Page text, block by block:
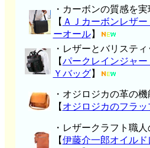
・カーボンの質感を実
【 ＡＪカーボンレザ
ーオール】
・レザーとバリステ
【パークレインジャー
Ｙバッグ】
・オジロジカの革の
【 オジロジカのフラ
・レザークラフト職人
【伊藤介一郎オイル